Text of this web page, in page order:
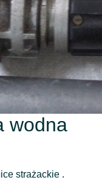
wodna
strażackie .